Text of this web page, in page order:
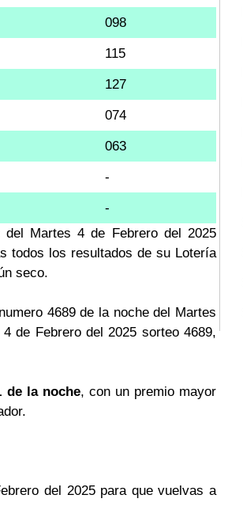
098
115
127
074
063
-
-
Martes 4 de Febrero del 2025
todos los resultados de su Lotería
seco.
4689 de la noche del Martes
de Febrero del 2025 sorteo 4689,
de la noche, con un premio mayor
del 2025 para que vuelvas a